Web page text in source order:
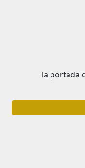
la portada